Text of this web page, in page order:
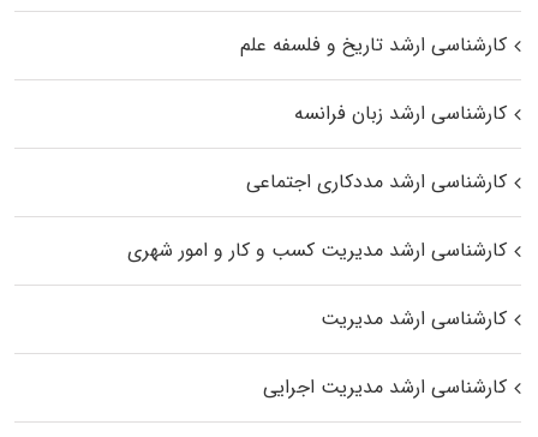
کارشناسی ارشد تاریخ و فلسفه علم
کارشناسی ارشد زبان فرانسه
کارشناسی ارشد مددکاری اجتماعی
کارشناسی ارشد مدیریت کسب و کار و امور شهری
کارشناسی ارشد مدیریت
کارشناسی ارشد مدیریت اجرایی